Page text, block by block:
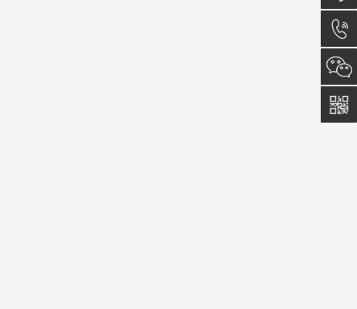
在线咨
询
023-
6153-